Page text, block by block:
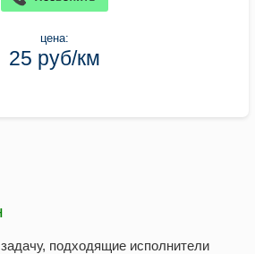
цена:
25 руб/км
подходящие исполнители